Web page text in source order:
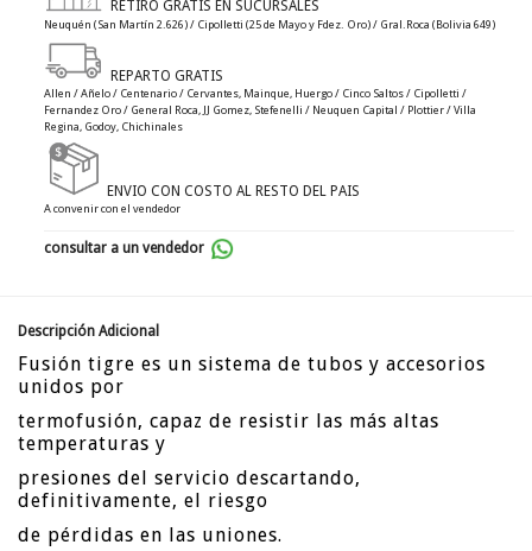
RETIRO GRATIS EN SUCURSALES
Neuquén (San Martín 2.626) / Cipolletti (25 de Mayo y Fdez. Oro) / Gral.Roca (Bolivia 649)
REPARTO GRATIS
Allen / Añelo / Centenario / Cervantes, Mainque, Huergo / Cinco Saltos / Cipolletti /
Fernandez Oro / General Roca, JJ Gomez, Stefenelli / Neuquen Capital / Plottier / Villa
Regina, Godoy, Chichinales
ENVIO CON COSTO AL RESTO DEL PAIS
A convenir con el vendedor
consultar a un vendedor
Descripción Adicional
Fusión tigre es un sistema de tubos y accesorios
unidos por
termofusión, capaz de resistir las más altas
temperaturas y
presiones del servicio descartando,
definitivamente, el riesgo
de pérdidas en las uniones.